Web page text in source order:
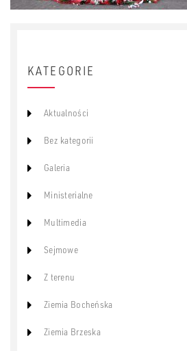
KATEGORIE
Aktualności
Bez kategorii
Galeria
Ministerialne
Multimedia
Sejmowe
Z terenu
Ziemia Bocheńska
Ziemia Brzeska